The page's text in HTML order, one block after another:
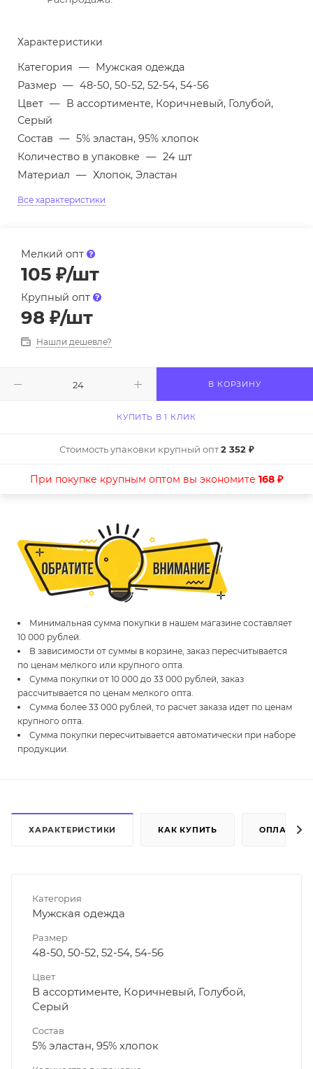
Характеристики
Категория — Мужская одежда
Размер — 48-50, 50-52, 52-54, 54-56
Цвет — В ассортименте, Коричневый, Голубой,
Серый
Состав — 5% эластан, 95% хлопок
Количество в упаковке — 24 шт
Материал — Хлопок, Эластан
Все характеристики
Мелкий опт
105 ₽/шт
Крупный опт
98 ₽/шт
Нашли дешевле?
В КОРЗИНУ
КУПИТЬ В 1 КЛИК
Стоимость упаковки крупный опт2 352 ₽
При покупке крупным оптом вы экономите 168 ₽
Минимальная сумма покупки в нашем магазине составляет
10 000 рублей.
В зависимости от суммы в корзине, заказ пересчитывается
по ценам мелкого или крупного опта.
Сумма покупки от 10 000 до 33 000 рублей, заказ
рассчитывается по ценам мелкого опта.
Сумма более 33 000 рублей, то расчет заказа идет по ценам
крупного опта.
Сумма покупки пересчитывается автоматически при наборе
продукции.
ХАРАКТЕРИСТИКИ КАК КУПИТЬ ОПЛАТА
Категория
Мужская одежда
Размер
48-50, 50-52, 52-54, 54-56
Цвет
В ассортименте, Коричневый, Голубой,
Серый
Состав
5% эластан, 95% хлопок